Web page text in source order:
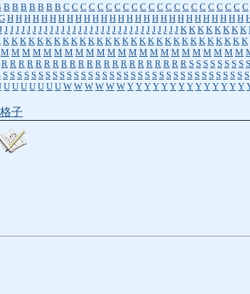
B B B B B B B C C C C C C C C C C C C C C C C C C C C C C
H H H H H H H H H H H H H H H H H H H H H H H H H H H H
J J J J J J J J J J J J J J J J J J J J J J J J J J J J J J J K K K K K K K K
K K K K K K K K K K K K K K K K K K K K K K K K K K K K K
M M M M M M M M M M M M M M M M M M M M M M M
R R R R R R R R R R R R R R R R R R R R R R S S S S S S S S S
S S S S S S S S S S S S S S S S S S S S S S S S S S S S S S S S S S S
U U U U U U U W W W W W W Y Y Y Y Y Y Y Y Y Y Y Y Y Y
格子